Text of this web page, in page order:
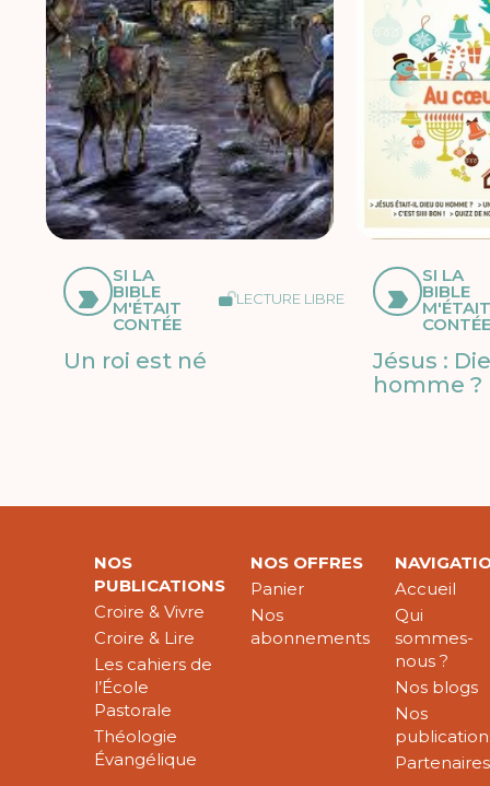
SI LA
BIBLE
M'ÉTAIT
CONTÉE
LECTURE LIBRE
Un roi est né
SI LA
BIBLE
Jésus :
homme ?
NOS
PUBLICATIONS
Croire & Vivre
Croire & Lire
Les cahiers de
l’École
Pastorale
Théologie
Évangélique
NOS OFFRES
Panier
Nos
abonnements
Accueil
Qui
sommes-
nous ?
Nos blogs
Nos
Partenaires